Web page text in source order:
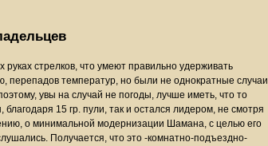
стрелков, что умеют правильно удерживать
перепадов температур, но были не однократные случаи
увы на случай не погоды, лучше иметь, что то
15 гр. пули, так и остался лидером, не смотря
о минимальной модернизации Шамана, с целью его
Получается, что это -комнатно-подъездно-